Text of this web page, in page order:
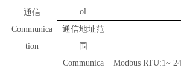
通信
Communica
tion
ol
通信地址范
围
Communica
Modbus RTU:1~